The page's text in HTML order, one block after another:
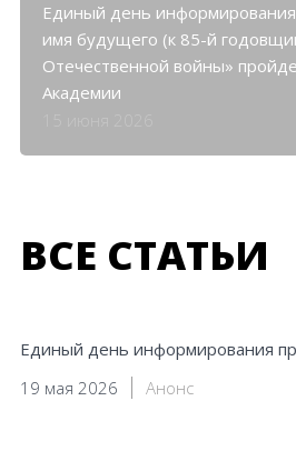
Единый день
имя будущего (к 85-й
Отечественной войны»
Академии
ВСЕ СТАТЬИ
Единый день информирования
19 мая 2026
Анонс